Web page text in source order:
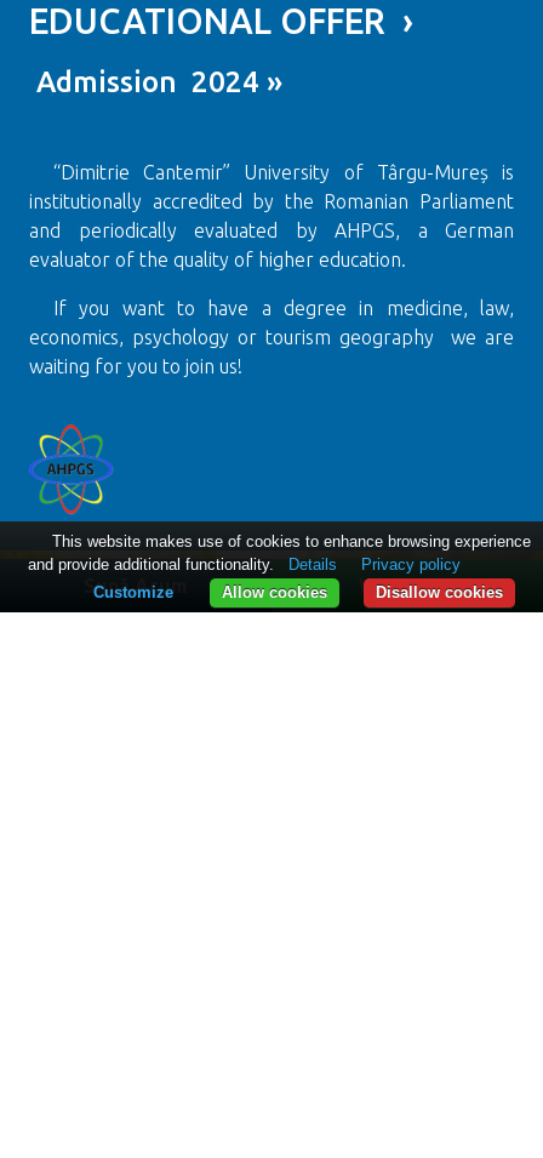
EDUCATIONAL OFFER ›
Admission 2024 »
“Dimitrie Cantemir” University of Târgu-Mureș is
institutionally accredited by the Romanian Parliament
and periodically evaluated by AHPGS, a German
evaluator of the quality of higher education.
If you want to have a degree in medicine, law,
economics, psychology or tourism geography we are
waiting for you to join us!
Sună Acum WhatsApp
This website makes use of cookies to enhance browsing experience
and provide additional functionality.
Details
Privacy policy
Disallow cookies
Allow cookies
Customize